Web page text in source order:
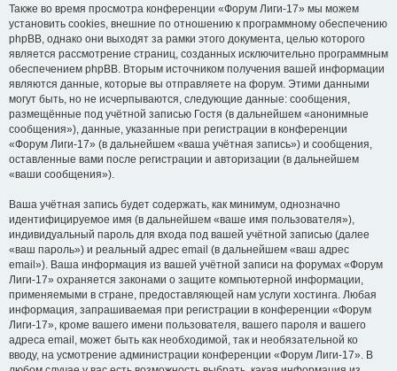
Также во время просмотра конференции «Форум Лиги-17» мы можем
установить cookies, внешние по отношению к программному обеспечению
phpBB, однако они выходят за рамки этого документа, целью которого
является рассмотрение страниц, созданных исключительно программным
обеспечением phpBB. Вторым источником получения вашей информации
являются данные, которые вы отправляете на форум. Этими данными
могут быть, но не исчерпываются, следующие данные: сообщения,
размещённые под учётной записью Гостя (в дальнейшем «анонимные
сообщения»), данные, указанные при регистрации в конференции
«Форум Лиги-17» (в дальнейшем «ваша учётная запись») и сообщения,
оставленные вами после регистрации и авторизации (в дальнейшем
«ваши сообщения»).
Ваша учётная запись будет содержать, как минимум, однозначно
идентифицируемое имя (в дальнейшем «ваше имя пользователя»),
индивидуальный пароль для входа под вашей учётной записью (далее
«ваш пароль») и реальный адрес email (в дальнейшем «ваш адрес
email»). Ваша информация из вашей учётной записи на форумах «Форум
Лиги-17» охраняется законами о защите компьютерной информации,
применяемыми в стране, предоставляющей нам услуги хостинга. Любая
информация, запрашиваемая при регистрации в конференции «Форум
Лиги-17», кроме вашего имени пользователя, вашего пароля и вашего
адреса email, может быть как необходимой, так и необязательной ко
вводу, на усмотрение администрации конференции «Форум Лиги-17». В